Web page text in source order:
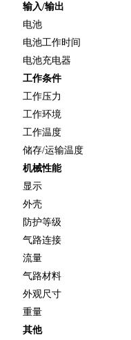
输入/输出
电池
电池工作时间
电池充电器
工作条件
工作压力
工作环境
工作温度
储存/运输温度
机械性能
显示
外壳
防护等级
气路连接
流量
气路材料
外观尺寸
重量
其他